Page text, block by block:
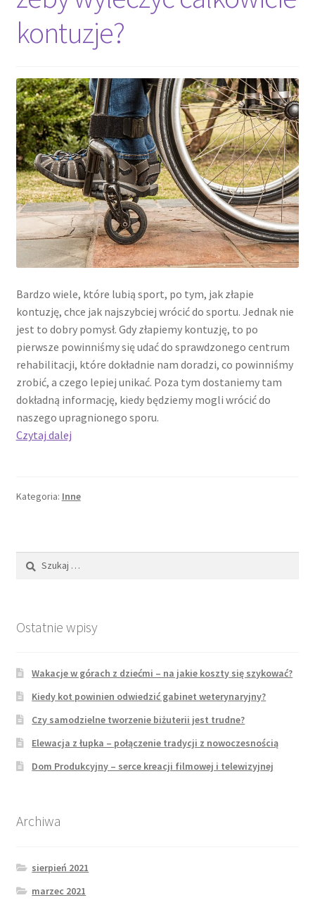
kontuzje?
Bardzo wiele, które lubią sport, po tym, jak złapie
kontuzję, chce jak najszybciej wrócić do sportu. Jednak nie
jest to dobry pomysł. Gdy złapiemy kontuzję, to po
pierwsze powinniśmy się udać do sprawdzonego centrum
rehabilitacji, które dokładnie nam doradzi, co powinniśmy
zrobić, a czego lepiej unikać. Poza tym dostaniemy tam
dokładną informację, kiedy będziemy mogli wrócić do
naszego upragnionego sporu.
Czytaj dalejDlaczego
wyleczyć
Kategoria: Inne
Ostatnie wpisy
Wakacje w górach z dziećmi – na jakie koszty się szykować?
Kiedy kot powinien odwiedzić gabinet weterynaryjny?
Czy samodzielne tworzenie biżuterii jest trudne?
Elewacja z łupka – połączenie tradycji z nowoczesnością
Dom Produkcyjny – serce kreacji filmowej i telewizyjnej
Archiwa
sierpień 2021
marzec 2021